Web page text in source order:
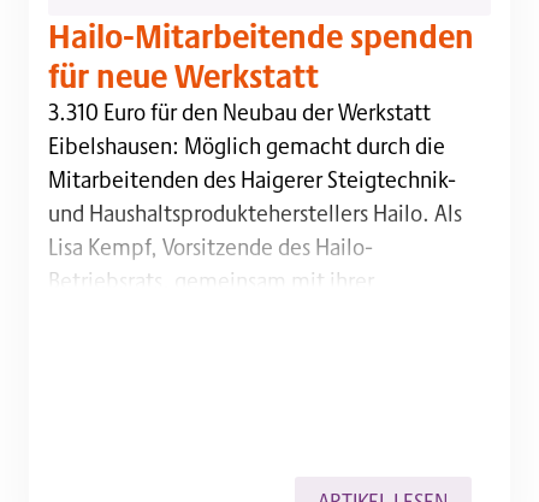
Hailo-Mitarbeitende spenden
für neue Werkstatt
3.310 Euro für den Neubau der Werkstatt
3.310 Euro für den Neubau der Werkstatt
Eibelshausen: Möglich gemacht durch die
Mitarbeitenden des Haigerer Steigtechnik-
und Haushaltsprodukteherstellers Hailo. Als
Lisa Kempf, Vorsitzende des Hailo-
Betriebsrats, gemeinsam mit ihrer